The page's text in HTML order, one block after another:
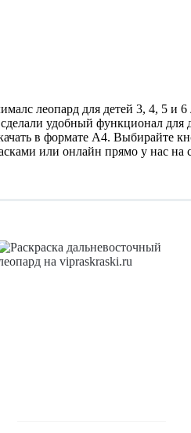
леопард для детей 3, 4, 5 и
удобный функционал для
в формате А4. Выбирайте
или онлайн прямо у нас на